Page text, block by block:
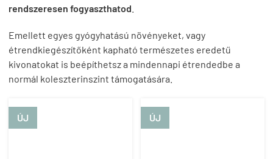
rendszeresen fogyaszthatod
Emellett egyes gyógyhatású növényeket, vagy
étrendkiegészítőként kapható természetes eredetű
kivonatokat is beépíthetsz a mindennapi étrendedbe a
normál koleszterinszint támogatására.
ÚJ ÚJ